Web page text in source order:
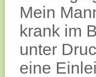
Mein
krank im
unter
eine